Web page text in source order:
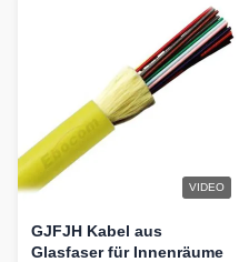
VIDEO
GJFJH Kabel aus
Glasfaser für Innenräume